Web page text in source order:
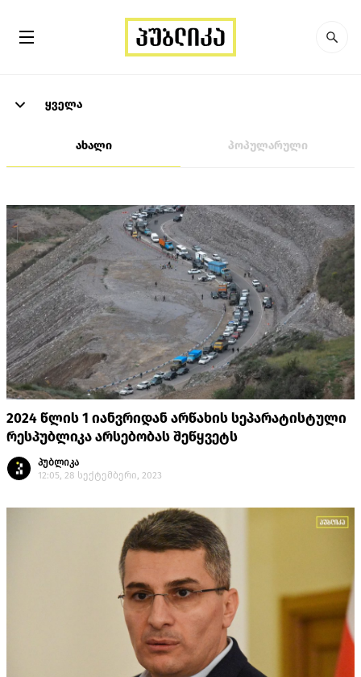
ყველა
ახალი პოპულარული
2024 წლის 1 იანვრიდან არწახის სეპარატისტული
რესპუბლიკა არსებობას შეწყვეტს
პუბლიკა
12:05, 28 სექტემბერი, 2023